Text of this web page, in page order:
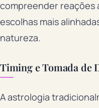
compreender reações
escolhas mais
natureza.
Timing e Tomada de
A astrologia